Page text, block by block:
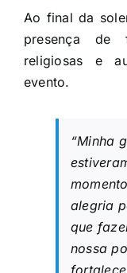
Ao final da
presença de
religiosas e
evento.
“Minha
alegria
que
nossa